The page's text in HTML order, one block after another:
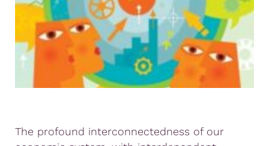
The profound interconnectedness of our